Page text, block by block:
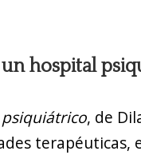
un hospital
psiquiátrico, de